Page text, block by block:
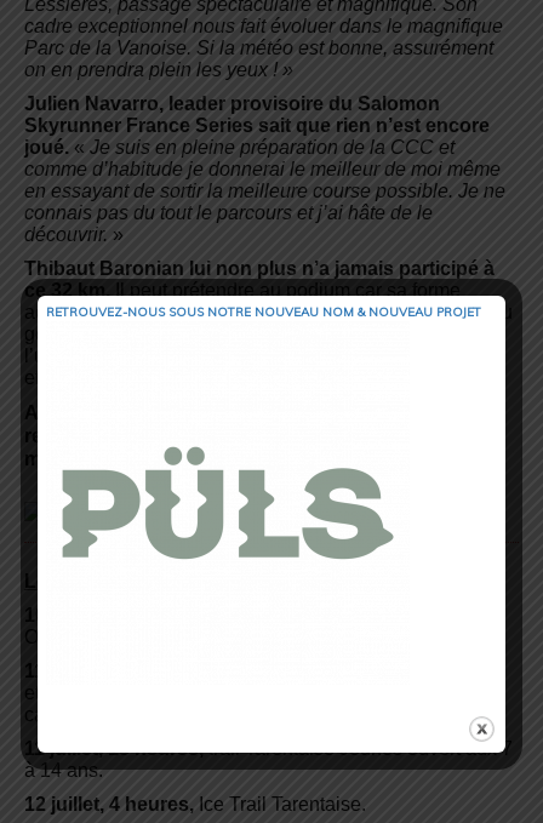
Lessières, passage spectaculaire et magnifique. Son
cadre exceptionnel nous fait évoluer dans le magnifique
Parc de la Vanoise. Si la météo est bonne, assurément
on en prendra plein les yeux ! »
Julien Navarro, leader provisoire du Salomon
Skyrunner France Series sait que rien n’est encore
joué. « Je suis en pleine préparation de la CCC et
comme d’habitude je donnerai le meilleur de moi même
en essayant de sortir la meilleure course possible. Je ne
connais pas du tout le parcours et j’ai hâte de le
découvrir. »
Thibaut Baronian lui non plus n’a jamais participé à
ce 32 km. Il peut prétendre au podium car sa forme
actuelle est très bonne. Seul bémol une petite douleur au
genou suite à un choc. Nathan Jovet, encore junior sera
l’un des benjamins de l’Altispeed et vivra son premier
effort de plus de 3h30 en compétition.
Aude Diet première actuelle aura fort à faire pour le
rester face à ses dauphines Céline Lafaye et Sandra
martin, également annoncées.
Olympique de Bellevarde.
et 1300 m D+ avec montée vers le lac de l’Ouillette, la
cascade et le village historique du Fornet.
11 juillet, 15 heures,trail Tarentaise Jeunes ouvert aux 7
à 14 ans.
12 juillet, 4 heures, Ice Trail Tarentaise.
RETROUVEZ-NOUS SOUS NOTRE NOUVEAU NOM & NOUVEAU PROJET